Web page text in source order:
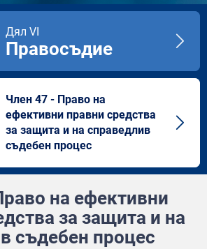
Дял VI
Правосъдие
Член 47 - Право на
ефективни правни средства
за защита и на справедлив
съдебен процес
на ефективни
за защита и на
съдебен процес